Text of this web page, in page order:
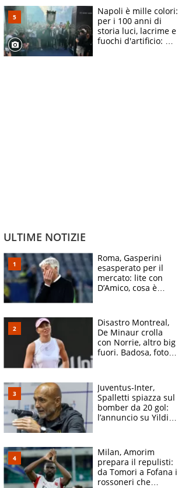
bigliettini
Napoli è mille colori:
per i 100 anni di
storia luci, lacrime e
fuochi d'artificio: De
ULTIME NOTIZIE
Roma, Gasperini
esasperato per il
mercato: lite con
D’Amico, cosa è
Disastro Montreal,
De Minaur crolla
con Norrie, altro big
fuori. Badosa, foto
Juventus-Inter,
Spalletti spiazza sul
bomber da 20 gol:
l’annuncio su Yildiz
Milan, Amorim
prepara il repulisti:
da Tomori a Fofana i
rossoneri che